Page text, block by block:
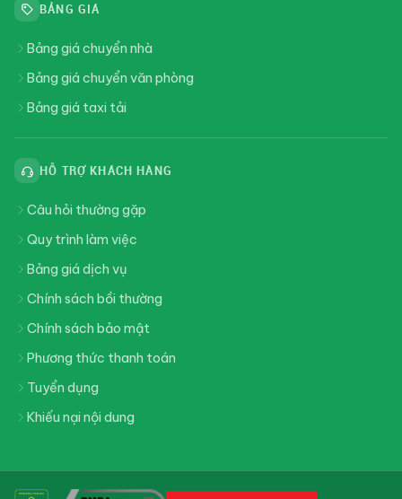
BẢNG GIÁ
Bảng giá chuyển nhà
Bảng giá chuyển văn phòng
Bảng giá taxi tải
HỖ TRỢ KHÁCH HÀNG
Câu hỏi thường gặp
Quy trình làm việc
Bảng giá dịch vụ
Chính sách bồi thường
Chính sách bảo mật
Phương thức thanh toán
Tuyển dụng
Khiếu nại nội dung